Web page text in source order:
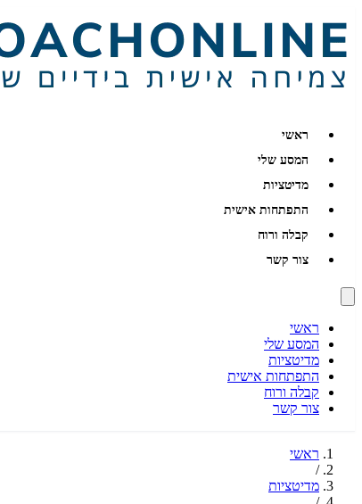
ראשי
המסע שלי
מדיטציות
התפתחות אישית
קבלה ורוח
צור קשר
ראשי
המסע שלי
מדיטציות
התפתחות אישית
קבלה ורוח
צור קשר
ראשי
/
מדיטציות